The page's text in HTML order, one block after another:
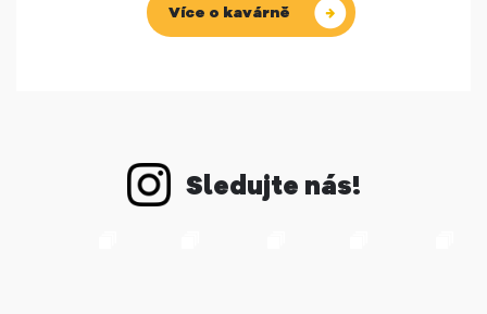
Více o kavárně
Sledujte nás!